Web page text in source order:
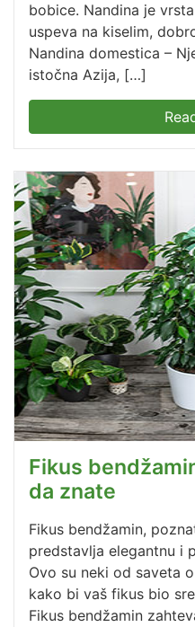
bobice. Nandina je
uspeva na kiselim,
Nandina domestica –
istočna Azija, […]
Fikus
da znate
Fikus bendžamin,
predstavlja elegantnu i
Ovo su neki od saveta
kako bi vaš fikus bio
Fikus bendžamin